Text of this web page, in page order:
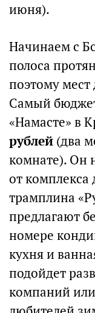
июня).
Начинаем с
полоса
поэтому мест
Самый
«Намасте» в
рублей (два
комнате). Он
от
трамплина
предлагают
номере
кухня и
подойдет
компаний